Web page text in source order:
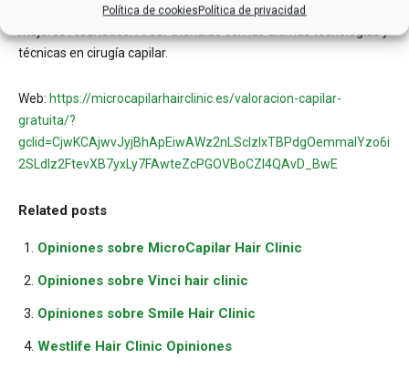
Política de cookiesPolítica de privacidad
pondrás tu salud capilar en las mejores manos, obteniendo los
técnicas en cirugía capilar.
Web: https://microcapilarhairclinic.es/valoracion-capilar-
gratuita/?
gclid=CjwKCAjwvJyjBhApEiwAWz2nLScIzIxTBPdgOemmalYzo6i
2SLdIz2FtevXB7yxLy7FAwteZcPGOVBoCZl4QAvD_BwE
Related posts
Opiniones sobre MicroCapilar Hair Clinic
Opiniones sobre Vinci hair clinic
Opiniones sobre Smile Hair Clinic
Westlife Hair Clinic Opiniones